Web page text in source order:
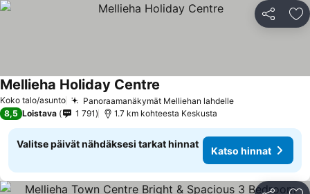
Jaa
Koko talo/asunto Panoraamanäkymät Melliehan lahdelle
Mellieha Holiday Centre
8,5 Loistava 1 791 1.7 km kohteesta Keskusta
Valitse päivät nähdäksesi tarkat hinnat
Katso hinnat